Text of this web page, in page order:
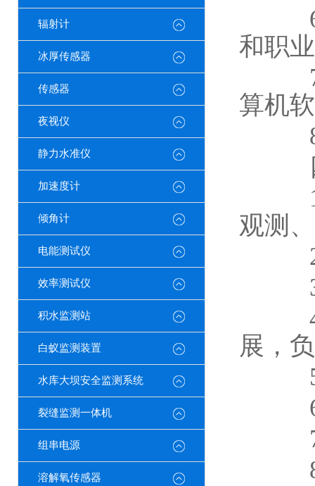
辐射计
冰厚传感器
传感器
夜视仪
静力水准仪
加速度计
倾角计
电能测试仪
效率测试仪
积水监测站
白蚁监测装置
水库大坝安全监测系统
裂缝监测一体机
组串电源
溶解氧传感器
6.
和职
7.
算机
8.
四
1
观测
2
3
4
展，
5
6
7
8